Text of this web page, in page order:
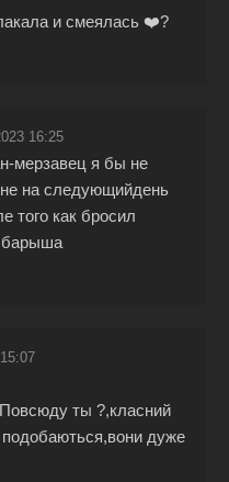
и смеялась ❤️‍?
16:25
мерзавец я бы не
на следующийдень
того как бросил
барыша
ты ?,класний
подобаються,вони дуже